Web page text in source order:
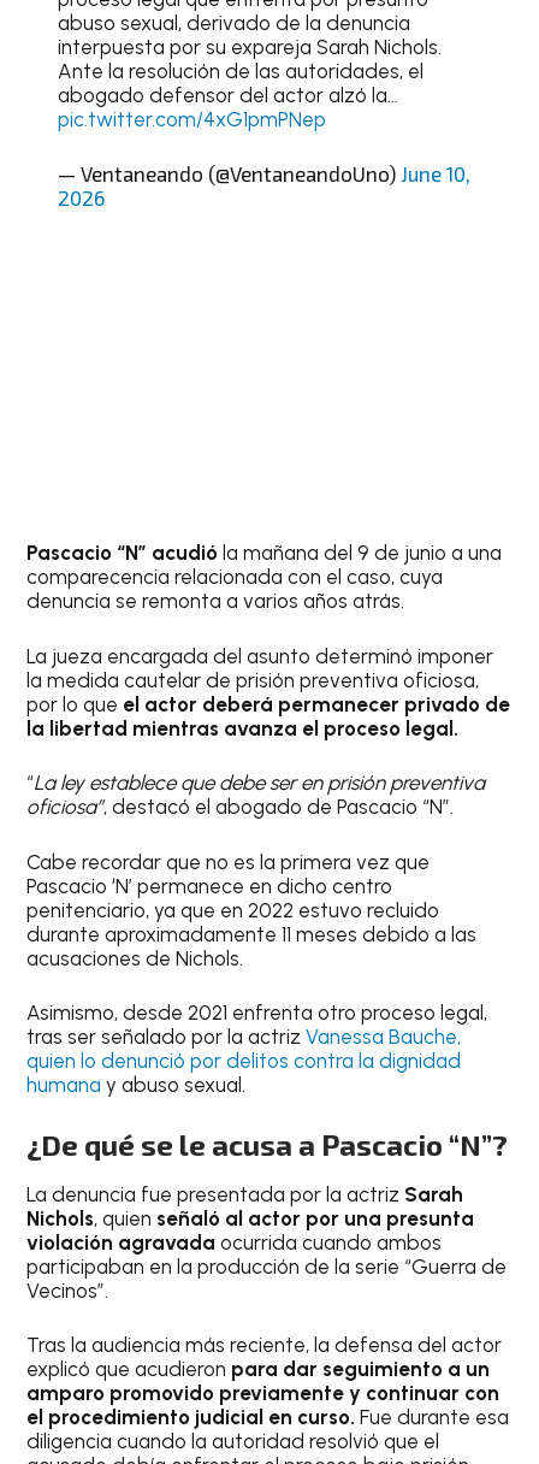
abuso sexual, derivado de la denuncia
interpuesta por su expareja Sarah Nichols.
Ante la resolución de las autoridades, el
abogado defensor del actor alzó la…
pic.twitter.com/4xG1pmPNep
— Ventaneando (@VentaneandoUno) June 10,
2026
Pascacio “N” acudió la mañana del 9 de junio a una
comparecencia relacionada con el caso, cuya
denuncia se remonta a varios años atrás.
La jueza encargada del asunto determinó imponer
la medida cautelar de prisión preventiva oficiosa,
por lo que el actor deberá permanecer privado de
la libertad mientras avanza el proceso legal.
“La ley establece que debe ser en prisión preventiva
oficiosa”, destacó el abogado de Pascacio “N”.
Cabe recordar que no es la primera vez que
Pascacio ‘N’ permanece en dicho centro
penitenciario, ya que en 2022 estuvo recluido
durante aproximadamente 11 meses debido a las
acusaciones de Nichols.
Asimismo, desde 2021 enfrenta otro proceso legal,
tras ser señalado por la actrizVanessa Bauche,
quien lo denunció por delitos contra la dignidad
humana y abuso sexual.
¿De qué se le acusa a Pascacio “N”?
La denuncia fue presentada por la actriz Sarah
Nichols, quien señaló al actor por una presunta
violación agravadaocurrida cuando ambos
participaban en la producción de la serie “Guerra de
Vecinos”.
Tras la audiencia más reciente, la defensa del actor
explicó que acudieron para dar seguimiento a un
amparo promovido previamente y continuar con
el procedimiento judicial en curso. Fue durante esa
diligencia cuando la autoridad resolvió que el